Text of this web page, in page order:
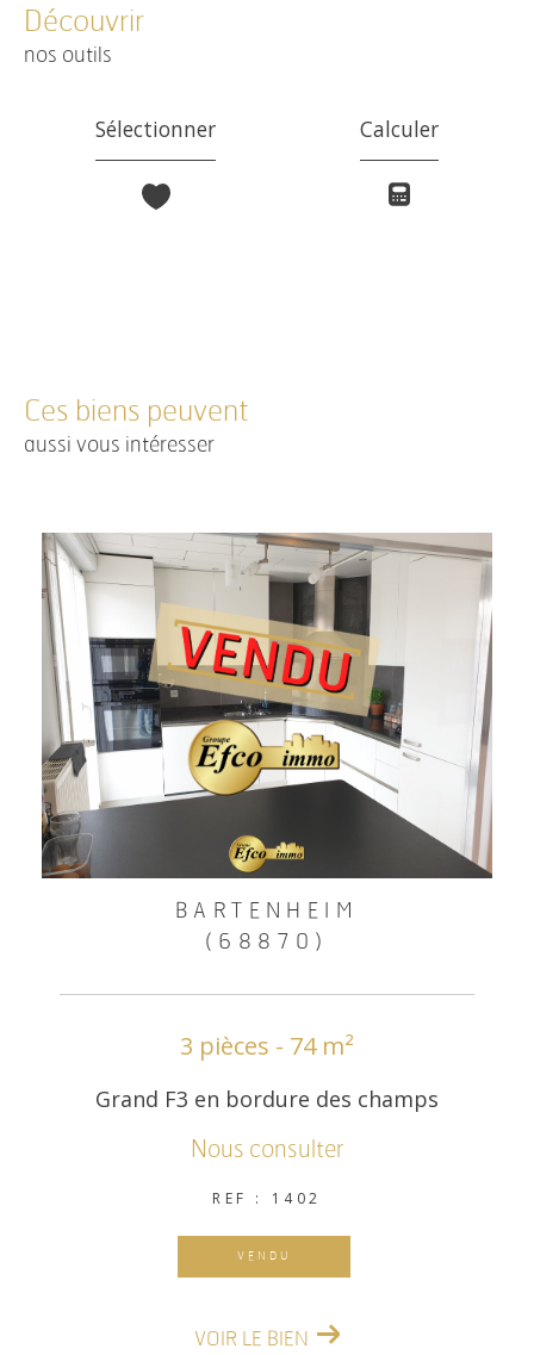
découvrir
nos outils
Sélectionner Calculer
Ces biens peuvent
aussi vous intéresser
BARTENHEIM
(68870)
3 pièces - 74 m²
Grand F3 en bordure des champs
Nous consulter
REF : 1402
VENDU
VOIR LE BIEN